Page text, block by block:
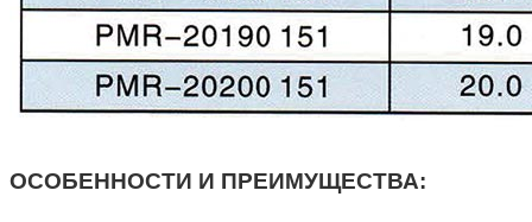
ОСОБЕННОСТИ И ПРЕИМУЩЕСТВА: